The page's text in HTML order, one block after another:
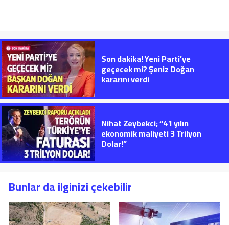
Son dakika! Yeni Parti’ye
geçecek mi? Şeniz Doğan
kararını verdi
Nihat Zeybekci; “41 yılın
ekonomik maliyeti 3 Trilyon
Dolar!”
Bunlar da ilginizi çekebilir